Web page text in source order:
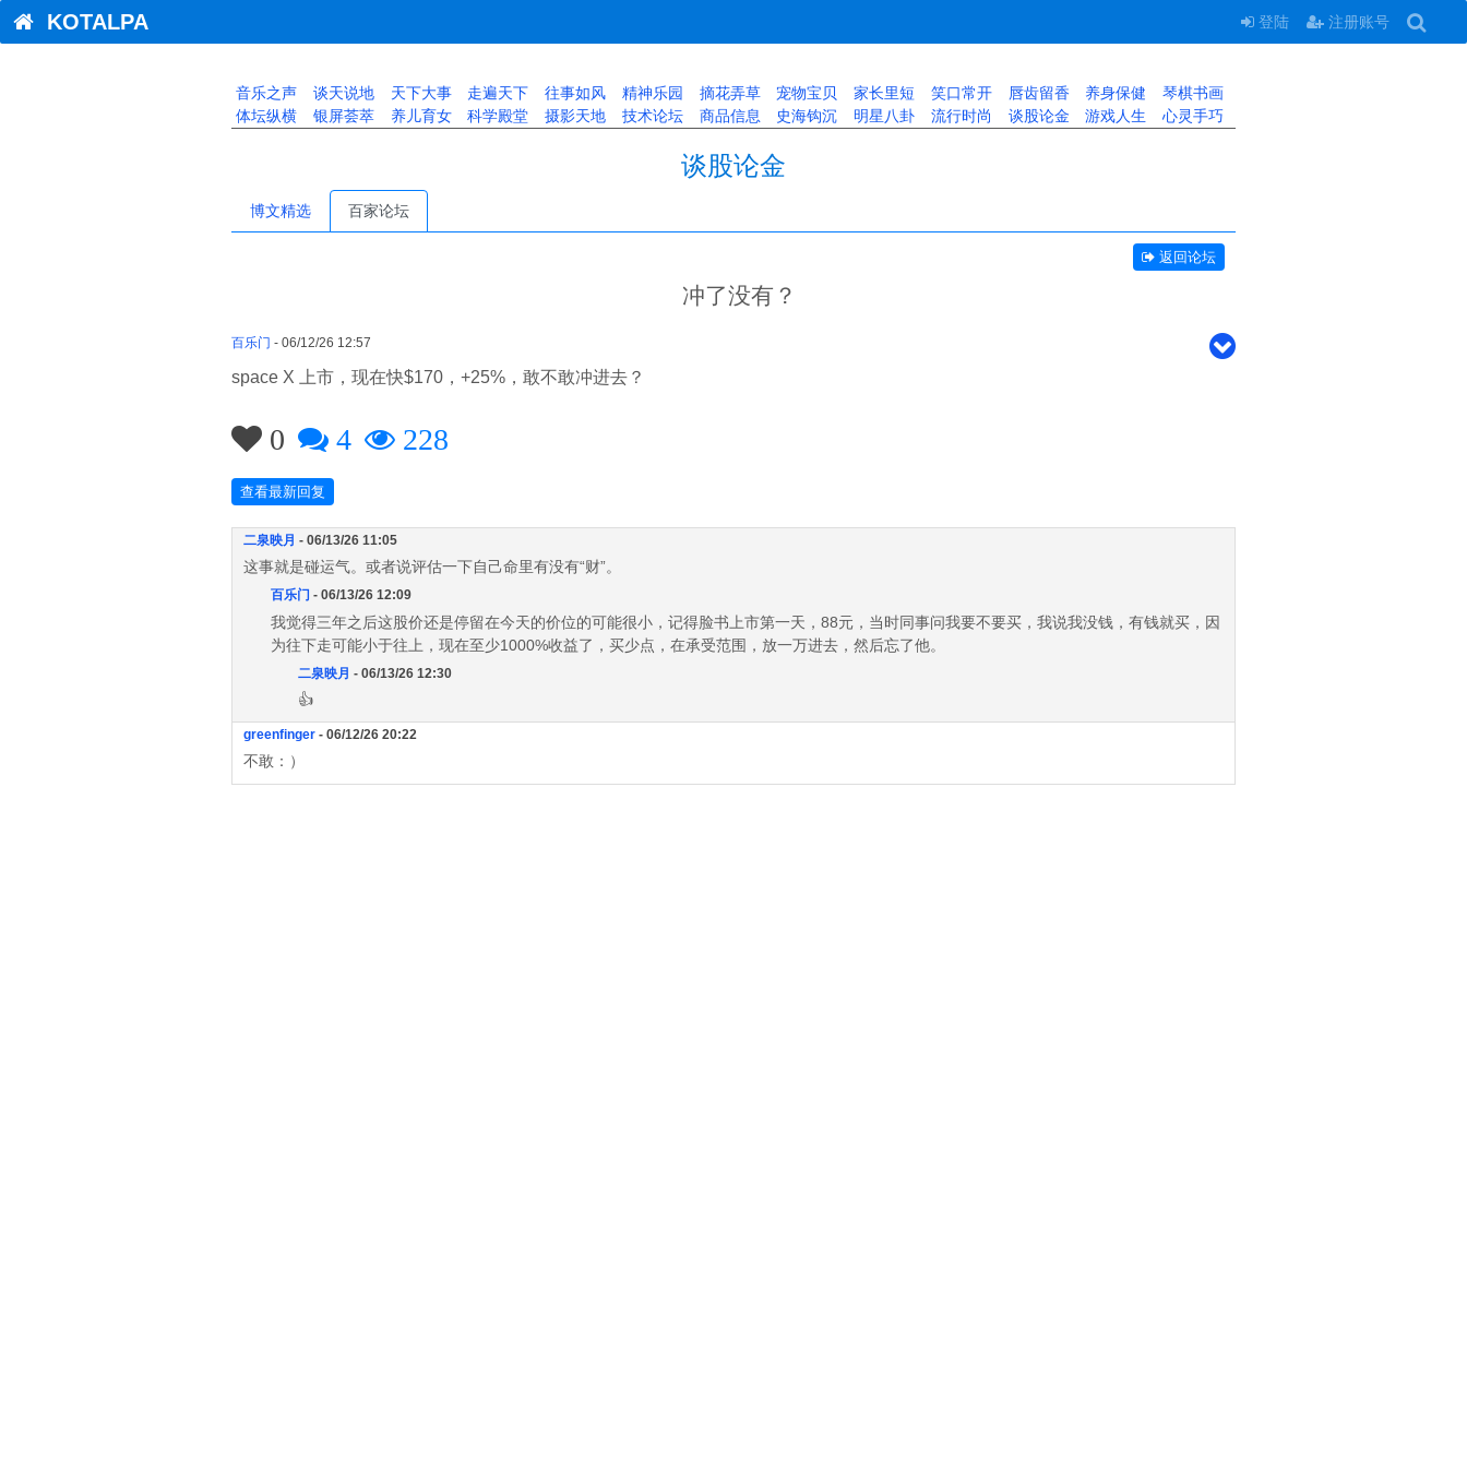
KOTALPA 登陆 注册账号
音乐之声 谈天说地 天下大事 走遍天下 往事如风 精神乐园 摘花弄草 宠物宝贝 家长里短 笑口常开 唇齿留香 养身保健
琴棋书画
体坛纵横
银屏荟萃 养儿育女 科学殿堂 摄影天地 技术论坛 商品信息 史海钩沉 明星八卦 流行时尚 谈股论金 游戏人生 心灵手巧
谈股论金
博文精选 百家论坛
返回论坛
冲了没有？
百乐门 - 06/12/26 12:57
space X 上市，现在快$170，+25%，敢不敢冲进去？
0 4 228
查看最新回复
二泉映月 - 06/13/26 11:05
这事就是碰运气。或者说评估一下自己命里有没有“财”。
百乐门 - 06/13/26 12:09
我觉得三年之后这股价还是停留在今天的价位的可能很小，记得脸书上市第一天，88元，当时同事问我要不要买，我说我没钱，有钱就买，因
为往下走可能小于往上，现在至少1000%收益了，买少点，在承受范围，放一万进去，然后忘了他。
二泉映月 - 06/13/26 12:30
👍
greenfinger - 06/12/26 20:22
不敢：）